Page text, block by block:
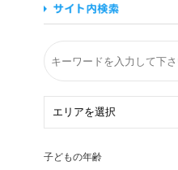
子どもの年齢